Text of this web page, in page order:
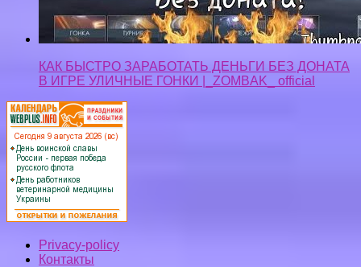
КАК БЫСТРО ЗАРАБОТАТЬ ДЕНЬГИ БЕЗ ДОНАТА
В ИГРЕ УЛИЧНЫЕ ГОНКИ |_ZOMBAK_ official
Privacy-policy
Контакты